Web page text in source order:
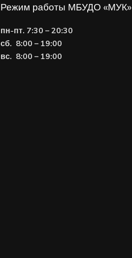
Режим работы МБУДО «МУК»
пн-пт. 7:30 – 20:30
сб. 8:00 – 19:00
вс. 8:00 – 19:00